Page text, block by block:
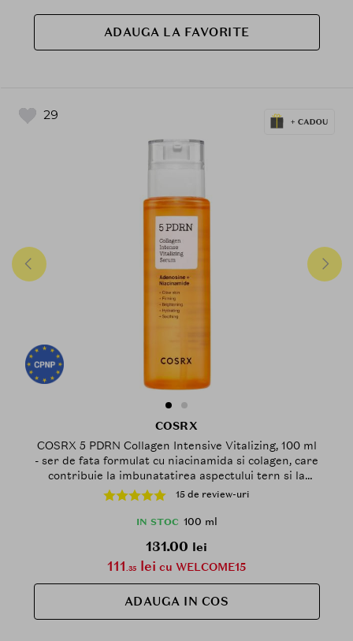
ADAUGA LA FAVORITE
29
COSRX
COSRX 5 PDRN Collagen Intensive Vitalizing, 100 ml
- ser de fata formulat cu niacinamida si colagen, care
contribuie la imbunatatirea aspectului tern si la
sustinerea barierei naturale a pielii
15 de review-uri
IN STOC 100 ml
131.00 lei
111.35 lei cu WELCOME15
ADAUGA IN COS